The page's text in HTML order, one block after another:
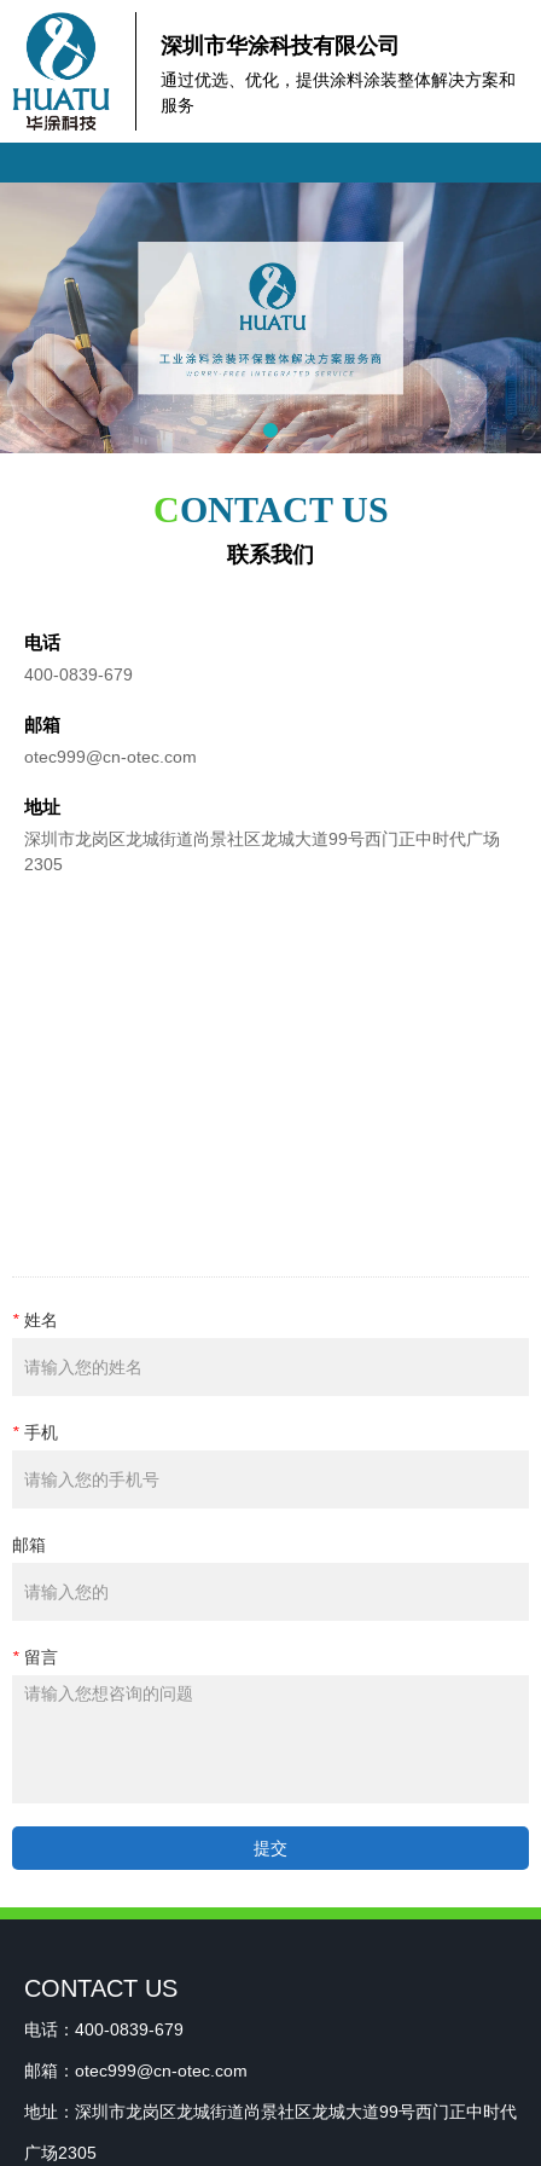
深圳市华涂科技有限公司
通过优选、优化，提供涂料涂装整体解决方案和
服务
CONTACT US
联系我们
电话
400-0839-679
邮箱
otec999@cn-otec.com
地址
深圳市龙岗区龙城街道尚景社区龙城大道99号西门正中时代广场
2305
* 姓名
* 手机
邮箱
* 留言
提交
CONTACT US
电话：400-0839-679
邮箱：otec999@cn-otec.com
地址：深圳市龙岗区龙城街道尚景社区龙城大道99号西门正中时代
广场2305